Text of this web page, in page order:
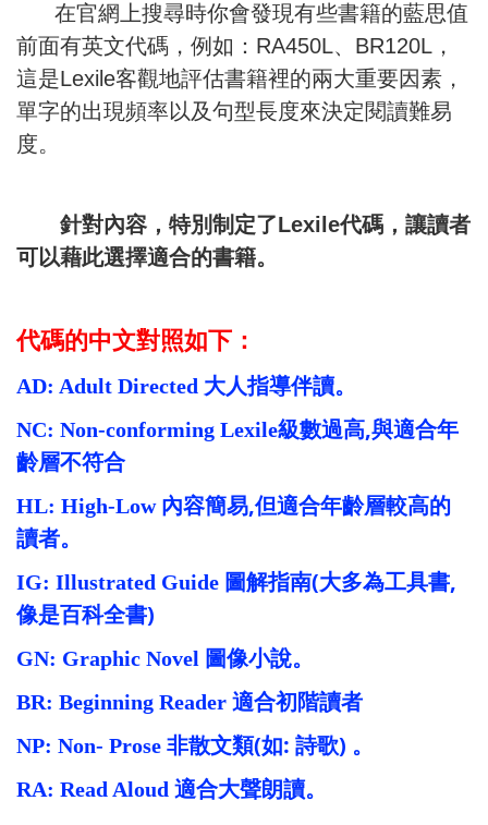
在官網上搜尋時你會發現有些書籍的藍思值
前面有英文代碼，例如： RA450L、 BR120L ，
這是Lexile客觀地評估書籍裡的兩大重要因素，
單字的出現頻率以及句型長度來決定閱讀難易
度。
針對內容， 特別制定了Lexile代碼 ， 讓讀者
可以藉此選擇適合的書籍。
代碼的中文對照如下：
AD: Adult Directed 大人指導伴讀。
NC: Non-conforming Lexile級數過高,與適合年
齡層不符合
HL: High-Low 內容簡易,但適合年齡層較高的
讀者。
IG: Illustrated Guide 圖解指南(大多為工具書,
像是百科全書)
GN: Graphic Novel 圖像小說。
BR: Beginning Reader 適合初階讀者
NP: Non- Prose 非散文類(如: 詩歌) 。
RA: Read Aloud 適合大聲朗讀。